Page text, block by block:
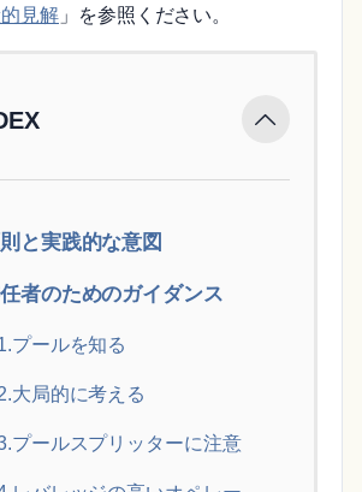
見解 」を参照ください。
と実践的な意図
者のためのガイダンス
プールを知る
大局的に考える
プールスプリッターに注意